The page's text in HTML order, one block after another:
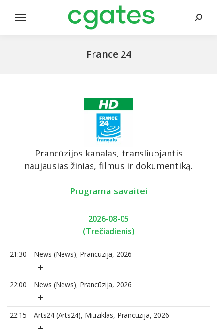
Search:
France 24
Prancūzijos kanalas, transliuojantis
naujausias žinias, filmus ir dokumentiką.
Programa savaitei
2026-08-05
(Trečiadienis)
21:30 News (News), Prancūzija, 2026
22:00 News (News), Prancūzija, 2026
22:15 Arts24 (Arts24), Miuziklas, Prancūzija, 2026